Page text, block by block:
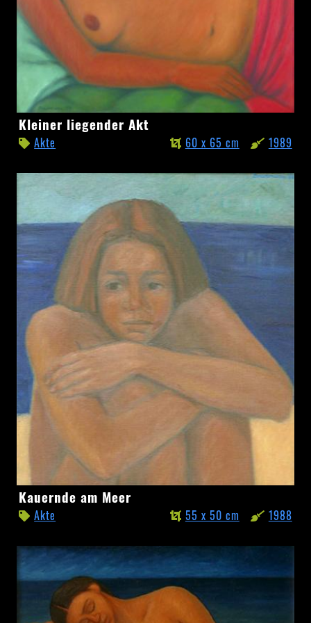
Kleiner
liegender
Akt
Kleiner liegender Akt
Akte 1989
60 x 65 cm
Kauernde
am
Meer
Kauernde am Meer
Akte 1988
55 x 50 cm